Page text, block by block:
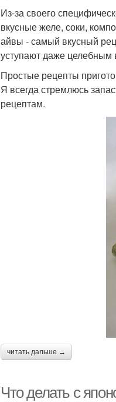
Из-за своего
вкусные желе, соки,
айвы - самый вкусный
уступают даже целебным
Простые рецепты
Я всегда стремлюсь
рецептам.
читать дальше →
Что делать с